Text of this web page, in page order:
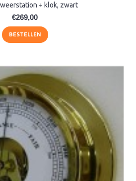
+ klok, zwart
€269,00
BESTELLEN